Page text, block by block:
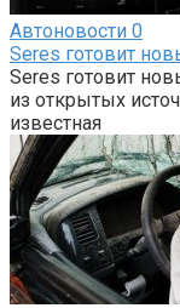
Автоновости 0
Seres готовит
Seres готовит
из открытых
известная